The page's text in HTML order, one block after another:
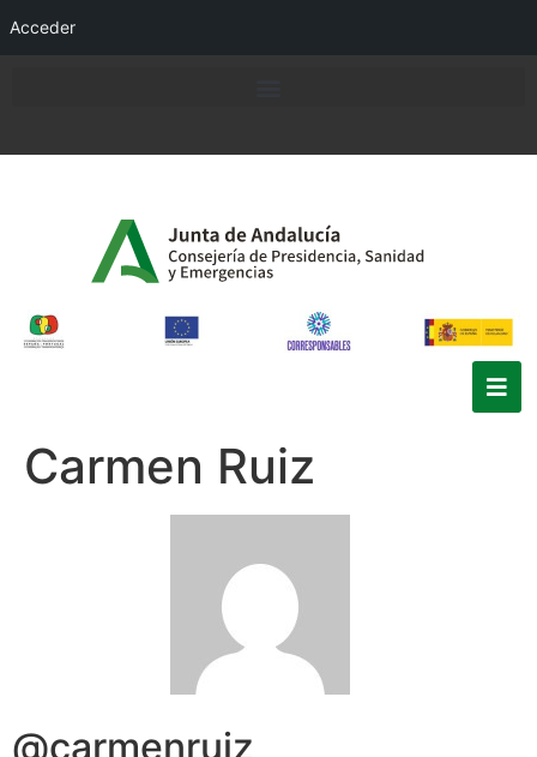
Acceder
Carmen Ruiz
@carmenruiz